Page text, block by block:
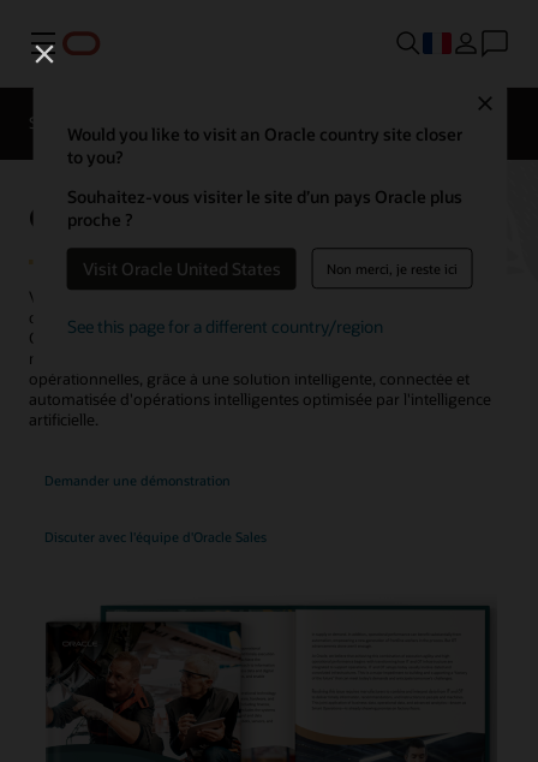
Menu
Would you like to visit an Oracle country site closer
to you?
Souhaitez-vous visiter le site d’un pays Oracle plus
proche ?
Visit Oracle United States Non merci, je reste ici
See this page for a different country/region
SCM pour les différents secteurs d'activité
Oracle Manufacturing
Votre application
qualité de production tout en réduisant vos coûts ? Oracle Fusion
Cloud Manufacturing vous aide à rationaliser votre fabrication
mondiale en mode mixte afin d'optimiser les performances
opérationnelles, grâce à une solution intelligente, connectée et
automatisée d'opérations intelligentes optimisée par l'intelligence
artificielle.
Demander une démonstration
Discuter avec l'équipe d'Oracle Sales